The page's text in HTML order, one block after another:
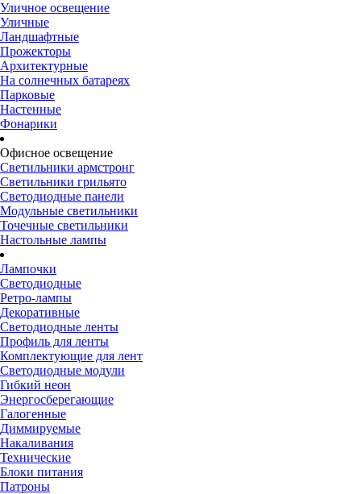
Уличное освещение
Уличные
Ландшафтные
Прожекторы
Архитектурные
На солнечных батареях
Парковые
Настенные
Фонарики
Офисное освещение
Светильники армстронг
Светильники грильято
Светодиодные панели
Модульные светильники
Точечные светильники
Настольные лампы
Лампочки
Светодиодные
Ретро-лампы
Декоративные
Светодиодные ленты
Профиль для ленты
Комплектующие для лент
Светодиодные модули
Гибкий неон
Энергосберегающие
Галогенные
Диммируемые
Накаливания
Технические
Блоки питания
Патроны